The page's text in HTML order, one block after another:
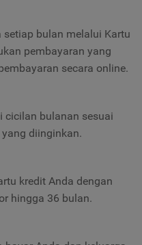
bulan melalui Kartu
pembayaran yang
secara online.
cicilan bulanan sesuai
diinginkan.
kredit Anda dengan
hingga 36 bulan.